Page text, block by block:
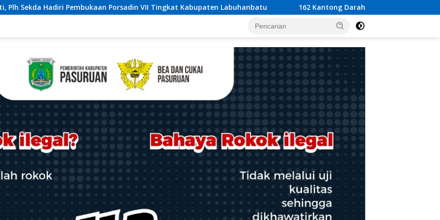
Porsadin VII Tingkat Kabupaten Labuhanbatu 162 Kantong Darah Warnai HUT Bank Aceh Syari’ah Yang Ke 53